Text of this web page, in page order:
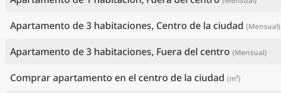
Apartamento de 3 habitaciones, Centro de la ciudad (Mensual)
Apartamento de 3 habitaciones, Fuera del centro (Mensual)
Comprar apartamento en el centro de la ciudad (m²)